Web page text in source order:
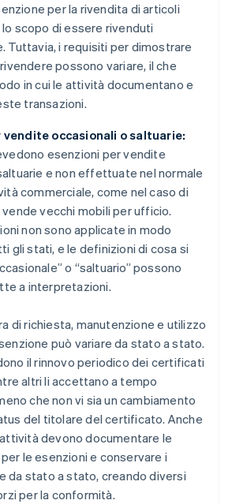
per la rivendita di articoli
scopo di essere rivenduti
Tuttavia, i requisiti per dimostrare
possono variare, il che
in cui le attività documentano e
transazioni.
vendite occasionali o saltuarie:
esenzioni per vendite
e non effettuate nel normale
commerciale, come nel caso di
vecchi mobili per ufficio.
non sono applicate in modo
gli stati, e le definizioni di cosa si
o “saltuario” possono
a interpretazioni.
di richiesta, manutenzione e utilizzo
può variare da stato a stato.
il rinnovo periodico dei certificati
altri li accettano a tempo
che non vi sia un cambiamento
del titolare del certificato. Anche
devono documentare le
le esenzioni e conservare i
da stato a stato, creando diversi
per la conformità.